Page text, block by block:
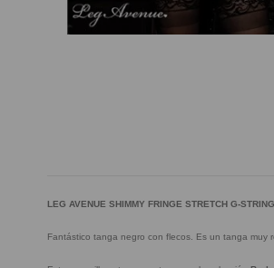
LEG AVENUE SHIMMY FRINGE STRETCH G-
Fantástico tanga negro con flecos. Es un tanga